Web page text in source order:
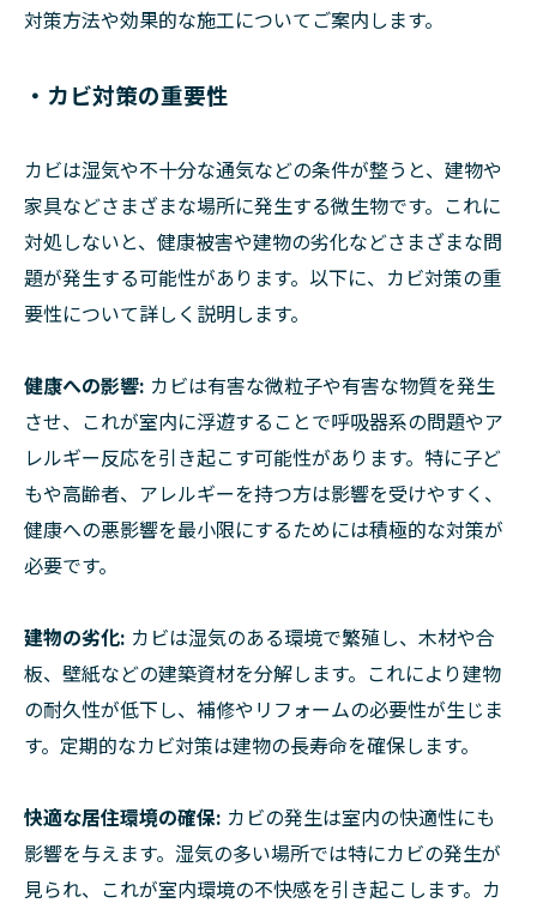
対策方法や効果的な施工についてご案内します。
・カビ対策の重要性
カビは湿気や不十分な通気などの条件が整うと、建物や
家具などさまざまな場所に発生する微生物です。これに
対処しないと、健康被害や建物の劣化などさまざまな問
題が発生する可能性があります。以下に、カビ対策の重
要性について詳しく説明します。
健康への影響: カビは有害な微粒子や有害な物質を発生
させ、これが室内に浮遊することで呼吸器系の問題やア
レルギー反応を引き起こす可能性があります。特に子ど
もや高齢者、アレルギーを持つ方は影響を受けやすく、
健康への悪影響を最小限にするためには積極的な対策が
必要です。
建物の劣化: カビは湿気のある環境で繁殖し、木材や合
板、壁紙などの建築資材を分解します。これにより建物
の耐久性が低下し、補修やリフォームの必要性が生じま
す。定期的なカビ対策は建物の長寿命を確保します。
快適な居住環境の確保: カビの発生は室内の快適性にも
影響を与えます。湿気の多い場所では特にカビの発生が
見られ、これが室内環境の不快感を引き起こします。カ